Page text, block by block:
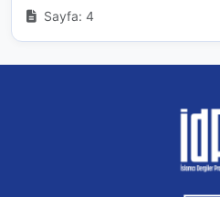
Sayfa: 4